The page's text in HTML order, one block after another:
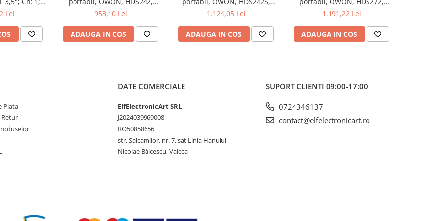
3 cifre) @60V
cu
Lei
200mV-1kV, 200mA-
953,10 Lei
ADAUGA IN COS
200mV-1kV, 200mA-
1.124,05 Lei
ADAUGA IN COS
200mV-1kV, 200mA-
1.191,22 Lei
ADAUGA IN COS
Plata
Retur
DATE COMERCIALE
ElfElectronicArt SRL
J2024039969008
RO50858656
str. Salcamilor, nr. 7, sat Linia Hanului
Nicolae Bălcescu, Valcea
SUPORT CLIENTI 09:00-17:00
0724346137
contact@elfelectronicart.ro